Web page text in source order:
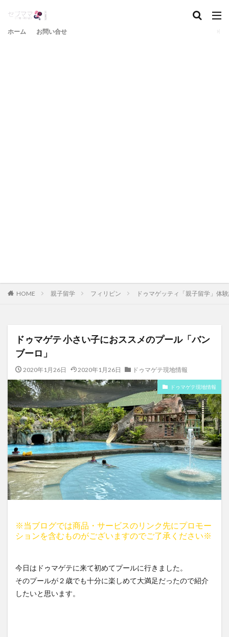
ホーム お問い合せ
HOME 親子留学 フィリピン ドゥマゲッティ「親子留学」体
ドゥマゲテ 小さい子におススメのプール「バン
ブーロ」
2020年1月26日 2020年1月26日 ドゥマゲテ現地情報
ドゥマゲテ現地情報
※当ブログでは商品・サービスのリンク先にプロモー
ションを含むものがございますのでご了承ください※
今日はドゥマゲテに来て初めてプールに行きました。
そのプールが２歳でも十分に楽しめて大満足だったので紹介
したいと思います。